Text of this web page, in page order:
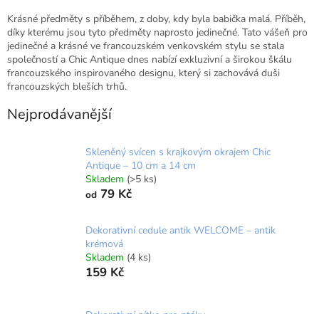
Krásné předměty s příběhem, z doby, kdy byla babička malá. Příběh,
díky kterému jsou tyto předměty naprosto jedinečné. Tato vášeň pro
jedinečné a krásné ve francouzském venkovském stylu se stala
společností a Chic Antique dnes nabízí exkluzivní a širokou škálu
francouzského inspirovaného designu, který si zachovává duši
francouzských bleších trhů.
Nejprodávanější
Skleněný svícen s krajkovým okrajem Chic
Antique – 10 cm a 14 cm
Skladem (>5 ks)
od 79 Kč
Dekorativní cedule antik WELCOME – antik
krémová
Skladem (4 ks)
159 Kč